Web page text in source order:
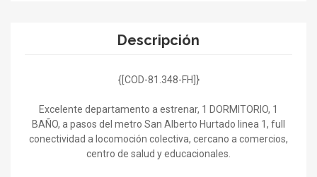
Descripción
{[COD-81.348-FH]}
Excelente departamento a estrenar, 1 DORMITORIO, 1
BAÑO, a pasos del metro San Alberto Hurtado linea 1, full
conectividad a locomoción colectiva, cercano a comercios,
centro de salud y educacionales.